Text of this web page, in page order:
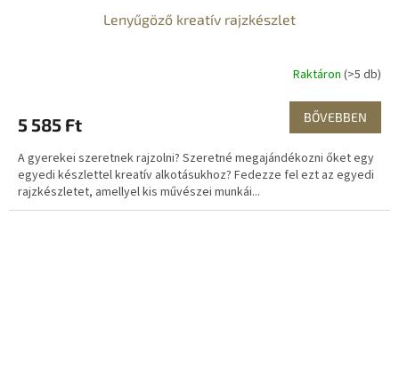
Lenyűgöző kreatív rajzkészlet
Raktáron (>5 db)
5 585 Ft BŐVEBBEN
A gyerekei szeretnek rajzolni? Szeretné megajándékozni őket egy
egyedi készlettel kreatív alkotásukhoz? Fedezze fel ezt az egyedi
rajzkészletet, amellyel kis művészei munkái...